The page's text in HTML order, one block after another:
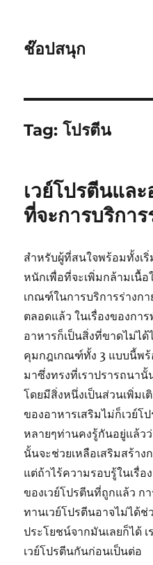
ช๊อปสนุก
Tag:โปรตีน
เวย์โปรตีนและ
ที่จะการบริการ
สำหรับผู้ที่สนใจพร้อมทั้งเ
หนักเพื่อที่จะเพิ่มกล้ามเนื้
เกณฑ์ในการบริการร่างก
ตลอดแล้ว ในเรื่องของกา
อาหารก็เป็นสิ่งที่ขาดไม่ได้
คุมกฎเกณฑ์ทั้ง 3 แบบนี้พร้
มาซึ่งทรงที่เราปรารถนา
โดยมีสิ่งหนึ่งเป็นส่วนเพิ่มเ
ของอาหารเสริมไม่ก็เวย์โ
หลายๆท่านคงรู้กันอยู่แล้ว
นั้นจะช่วยเหลือเสริมสร้าง
แต่ถ้าไร้ความรอบรู้ในเรื่อง
ของเวย์โปรตีนที่ถูกแล้ว กา
ทานเวย์โปรตีนอาจไม่ได้
ประโยชน์จากมันเลยก็ได้
เวย์โปรตีนกันก่อนเป็นต่อ